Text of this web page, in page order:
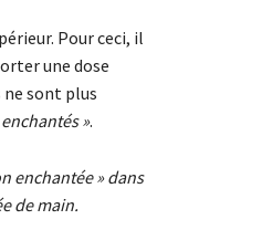
Pour ceci, il
une dose
ne sont plus
».
enchantée » dans
de main.